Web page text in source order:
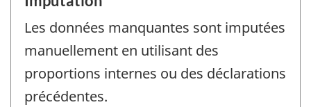
Les données manquantes sont imputées
manuellement en utilisant des
proportions internes ou des déclarations
précédentes.